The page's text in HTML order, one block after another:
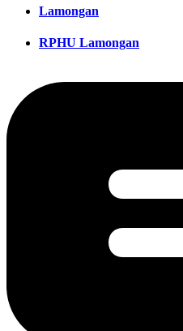
Lamongan
RPHU Lamongan